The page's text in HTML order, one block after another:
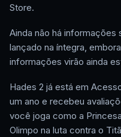
Store.
Ainda não há informações
lançado na íntegra,
informações virão ainda
Hades 2 já está em
um ano e recebeu
você joga como a
Olimpo na luta contra o